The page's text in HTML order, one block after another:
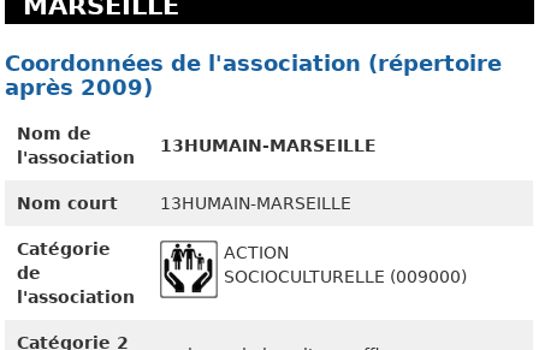
Coordonnées de l'association (répertoire
après 2009)
Nom de
l'association
13HUMAIN-MARSEILLE
Nom court 13HUMAIN-MARSEILLE
Catégorie
de
l'association
ACTION
SOCIOCULTURELLE (009000)
Catégorie 2